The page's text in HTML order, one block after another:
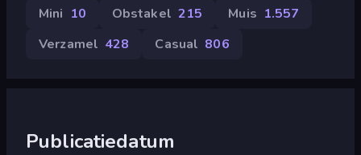
Mini 10 Obstakel 215 Muis 1.557
Verzamel 428 Casual 806
Publicatiedatum